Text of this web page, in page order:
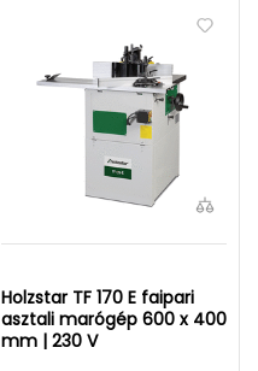
Holzstar TF 170 E faipari
asztali marógép 600 x 400
mm | 230 V